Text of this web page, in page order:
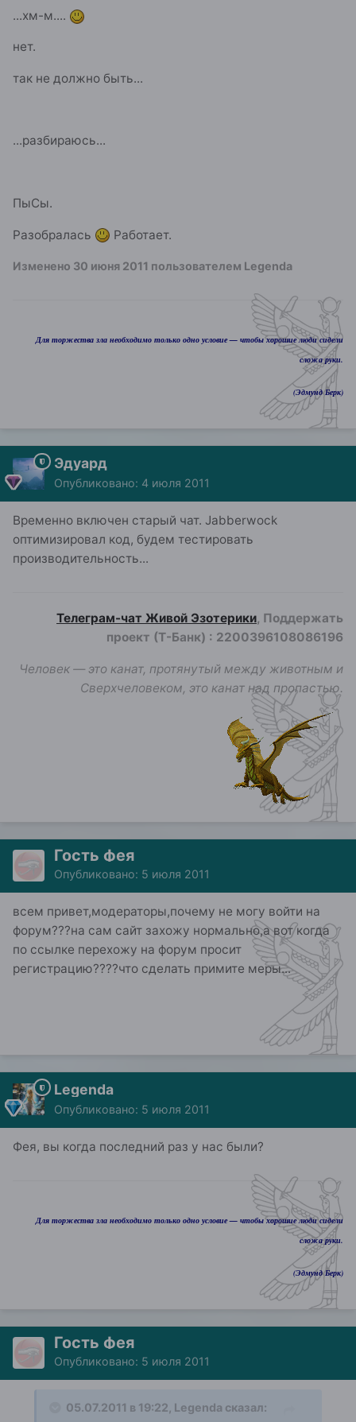
...хм-м....
нет.
так не должно быть...
...разбираюсь...
ПыСы.
Разобралась Работает.
Изменено 30 июня 2011 пользователем Legenda
Для торжества зла необходимо только одно условие — чтобы хорошие люди сидели
сложа руки.
(Эдмунд Берк)
Эдуард
Опубликовано: 4 июля 2011
Временно включен старый чат. Jabberwock
оптимизировал код, будем тестировать
производительность...
Телеграм-чат Живой Эзотерики, Поддержать
проект (Т-Банк) : 2200396108086196
Человек — это канат, протянутый между животным и
Сверхчеловеком, это канат над пропастью.
Гость фея
Опубликовано: 5 июля 2011
всем привет,модераторы,почему не могу войти на
форум???на сам сайт захожу нормально,а вот когда
по ссылке перехожу на форум просит
регистрацию????что сделать примите меры...
Legenda
Опубликовано: 5 июля 2011
Фея, вы когда последний раз у нас были?
Для торжества зла необходимо только одно условие — чтобы хорошие люди сидели
сложа руки.
(Эдмунд Берк)
Гость фея
Опубликовано: 5 июля 2011
05.07.2011 в 19:22, Legenda сказал: